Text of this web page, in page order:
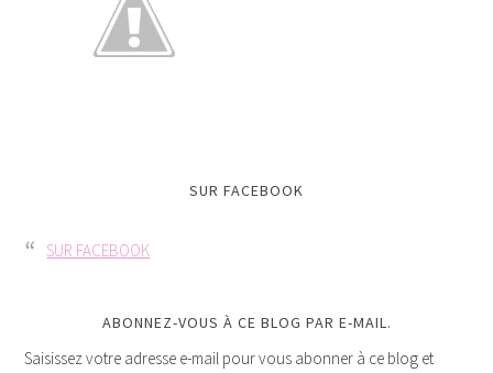
SUR FACEBOOK
SUR FACEBOOK
ABONNEZ-VOUS À CE BLOG PAR E-MAIL.
Saisissez votre adresse e-mail pour vous abonner à ce blog et